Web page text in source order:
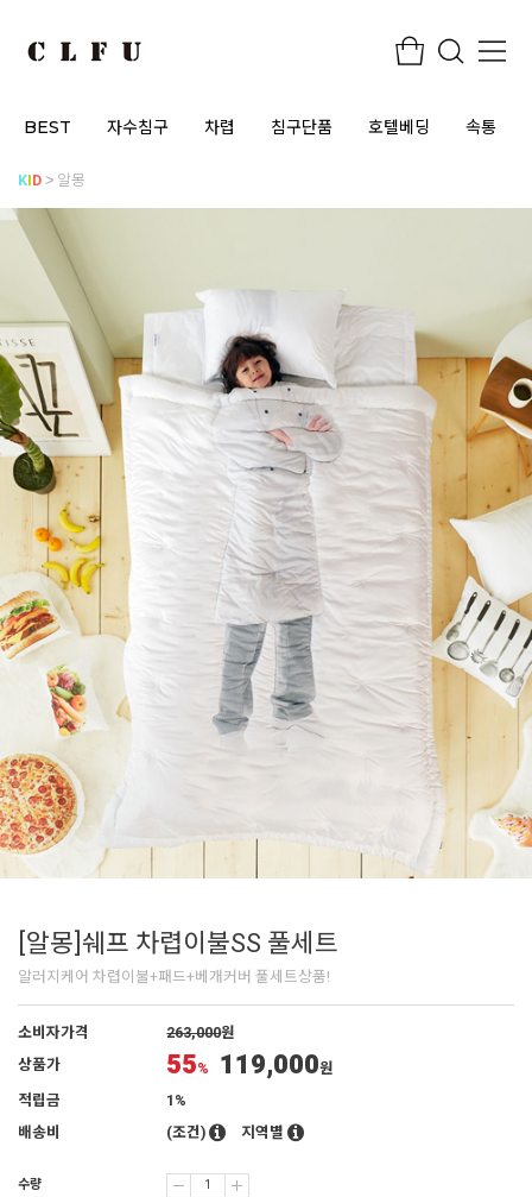
BEST 자수침구 차렵 침구단품 호텔베딩 속통
KID 알몽
[알몽]쉐프 차렵이불SS 풀세트
알러지케어 차렵이불+패드+베개커버 풀세트상품!
소비자가격 263,000원
상품가
55% 119,000원
적립금
1%
배송비
(조건) 지역별
수량